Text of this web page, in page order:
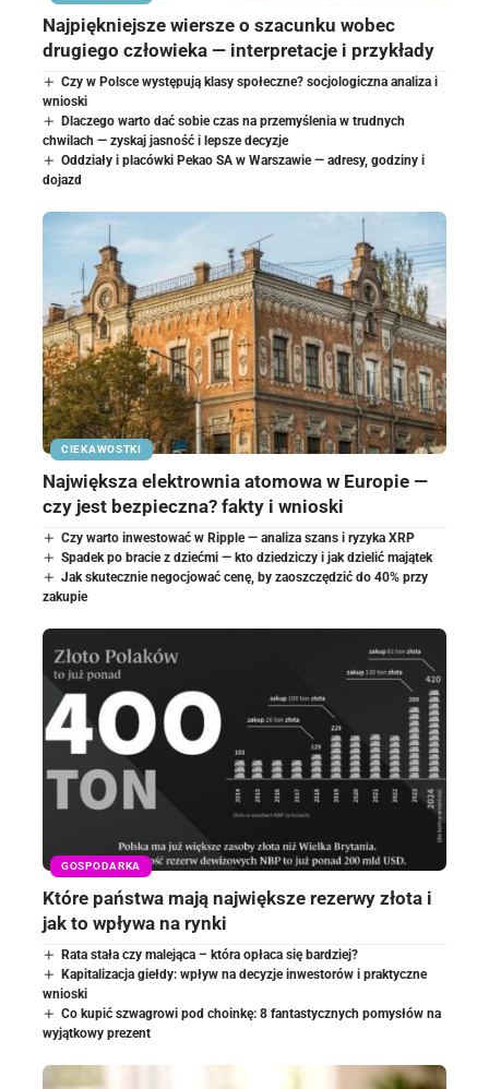
Najpiękniejsze wiersze o szacunku wobec
drugiego człowieka — interpretacje i przykłady
Czy w Polsce występują klasy społeczne? socjologiczna analiza i
wnioski
Dlaczego warto dać sobie czas na przemyślenia w trudnych
chwilach — zyskaj jasność i lepsze decyzje
Oddziały i placówki Pekao SA w Warszawie — adresy, godziny i
dojazd
CIEKAWOSTKI
Największa elektrownia atomowa w Europie —
czy jest bezpieczna? fakty i wnioski
Czy warto inwestować w Ripple — analiza szans i ryzyka XRP
Spadek po bracie z dziećmi — kto dziedziczy i jak dzielić majątek
Jak skutecznie negocjować cenę, by zaoszczędzić do 40% przy
zakupie
GOSPODARKA
Które państwa mają największe rezerwy złota i
jak to wpływa na rynki
Rata stała czy malejąca – która opłaca się bardziej?
Kapitalizacja giełdy: wpływ na decyzje inwestorów i praktyczne
wnioski
Co kupić szwagrowi pod choinkę: 8 fantastycznych pomysłów na
wyjątkowy prezent